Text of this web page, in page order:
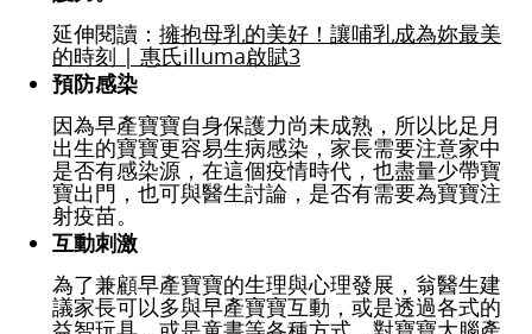
延伸閱讀： 擁抱母乳的美好！讓哺乳成為妳最美
的時刻 | 惠氏illuma啟賦3
預防感染
因為早產寶寶自身保護力尚未成熟，所以比足月
出生的寶寶更容易生病感染，家長需要注意家中
是否有感染源，在這個疫情時代，也盡量少帶寶
寶出門，也可與醫生討論，是否有需要為寶寶注
射疫苗。
互動刺激
為了兼顧早產寶寶的生理與心理發展，翁醫生建
議家長可以多與早產寶寶互動，或是透過各式的